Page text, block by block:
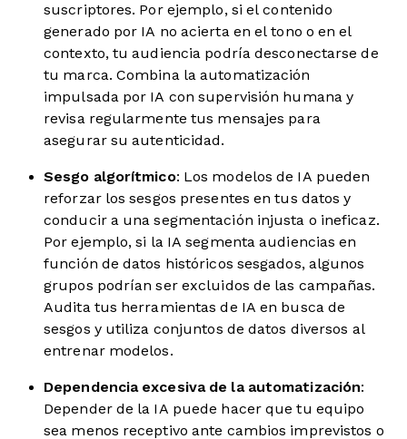
suscriptores. Por ejemplo, si el contenido
generado por IA no acierta en el tono o en el
contexto, tu audiencia podría desconectarse de
tu marca. Combina la automatización
impulsada por IA con supervisión humana y
revisa regularmente tus mensajes para
asegurar su autenticidad.
Sesgo algorítmico: Los modelos de IA pueden
reforzar los sesgos presentes en tus datos y
conducir a una segmentación injusta o ineficaz.
Por ejemplo, si la IA segmenta audiencias en
función de datos históricos sesgados, algunos
grupos podrían ser excluidos de las campañas.
Audita tus herramientas de IA en busca de
sesgos y utiliza conjuntos de datos diversos al
entrenar modelos.
Dependencia excesiva de la automatización:
Depender de la IA puede hacer que tu equipo
sea menos receptivo ante cambios imprevistos o